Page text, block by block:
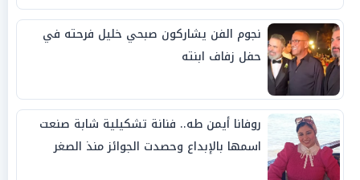
نجوم الفن يشاركون صبحي خليل فرحته في
حفل زفاف ابنته
روفانا أيمن طه.. فنانة تشكيلية شابة صنعت
اسمها بالإبداع وحصدت الجوائز منذ الصغر